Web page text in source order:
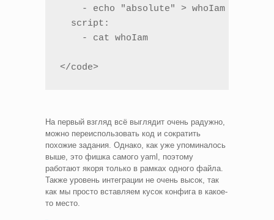
    - echo "absolute" > whoIam
  script:
    - cat whoIam
</code>
На первый взгляд всё выглядит очень радужно,
можно переиспользовать код и сократить
похожие задания. Однако, как уже упоминалось
выше, это фишка самого yaml, поэтому
работают якоря только в рамках одного файла.
Также уровень интеграции не очень высок, так
как мы просто вставляем кусок конфига в какое-
то место.